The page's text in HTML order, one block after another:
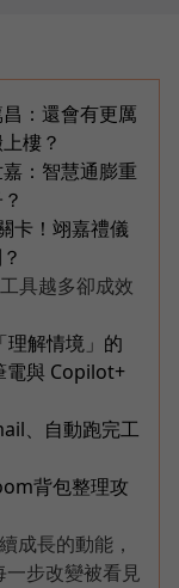
：還會有更厲
樓？
：智慧通膨重
卡！翊嘉禮儀
具越多卻成效
理解情境」的
電與 Copilot+
、自動跑完工
背包整理攻
成長的動能，
步改變被看見